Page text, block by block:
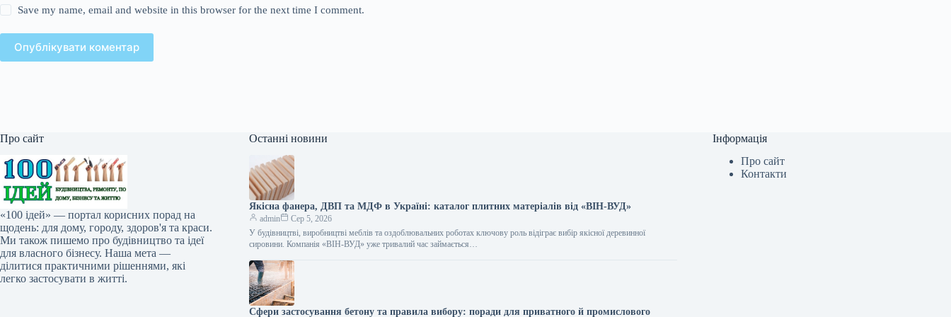
Save my name, email and website in this browser for the next time I comment.
Опублікувати коментар
Про сайт
«100 ідей» — портал корисних порад на
щодень: для дому, городу, здоров'я та краси.
Ми також пишемо про будівництво та ідеї
для власного бізнесу. Наша мета —
ділитися практичними рішеннями, які
легко застосувати в житті.
Останні новини
Якісна фанера, ДВП та МДФ в Україні: каталог плитних матеріалів від «ВІН-ВУД»
admin
Сер 5, 2026
У будівництві, виробництві меблів та оздоблювальних роботах ключову роль відіграє вибір якісної деревинної
сировини. Компанія «ВІН-ВУД» уже тривалий час займається…
Сфери застосування бетону та правила вибору: поради для приватного й промислового
Інформація
Про сайт
Контакти